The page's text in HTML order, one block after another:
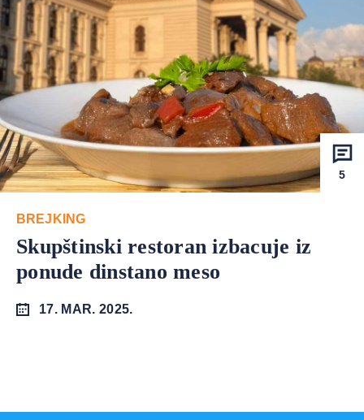
5
BREJKING
Skupštinski restoran izbacuje iz
ponude dinstano meso
17. MAR. 2025.